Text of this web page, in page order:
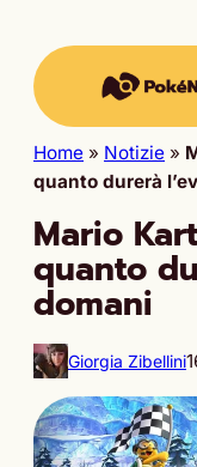
Home » Notizie »
quanto durerà
Mario
quanto
domani
Giorgia Zibellini